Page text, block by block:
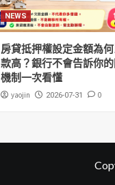
NEWS
房貸抵押權設定金額為
款高？銀行不會告訴你
機制一次看懂
yaojin 2026-07-31 0